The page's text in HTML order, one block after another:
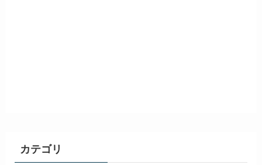
カテゴリ